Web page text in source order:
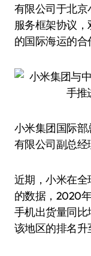
有限公司于北
服务框架协议
的国际海运的合
小米集团国际
有限公司副总
近期，小米在全
的数据，2020
手机出货量同比
该地区的排名升